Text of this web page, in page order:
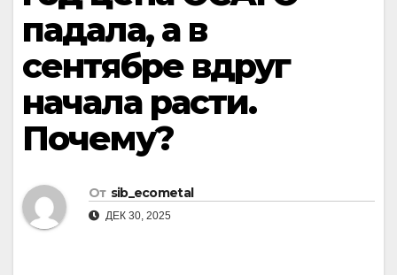
падала, а в
сентябре вдруг
начала расти.
Почему?
От sib_ecometal
ДЕК 30, 2025